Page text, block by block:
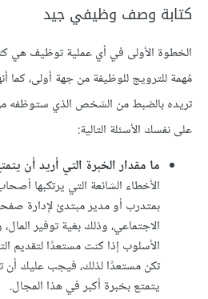
كتابة وصف وظيفي جيد
الخطوة الأولى في أي عملية توظيف
مُهمة للترويج للوظيفة من جهة أولى، كما
تريده بالضبط من الشخص الذي ستوظفه
على نفسك الأسئلة التالية:
ما مقدار الخبرة التي أريد أن
الأخطاء الشائعة التي يرتكبها
بمتدرب أو مدير مبتدئ لإدارة
الاجتماعي، وذلك بغية توفير
الأسلوب إذا كنت مستعدًا لتقديم
تكن مستعدًا لذلك، فيجب عليك
يتمتع بخبرة أكبر في هذا المجال.